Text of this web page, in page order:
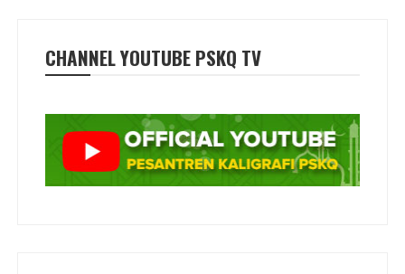
CHANNEL YOUTUBE PSKQ TV